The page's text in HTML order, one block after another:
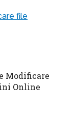
file
Modificare
Online